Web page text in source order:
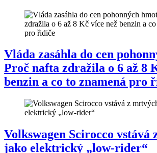
Vláda zasáhla do cen
Proč nafta zdražila o 6 až 8
benzin a co to znamená pro
Volkswagen Scirocco vstává
jako elektrický „low-rider“